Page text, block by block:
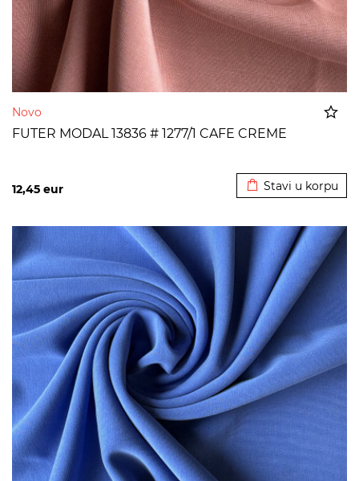
Novo
FUTER MODAL 13836 # 1277/1 CAFE CREME
12,45 eur Stavi u korpu